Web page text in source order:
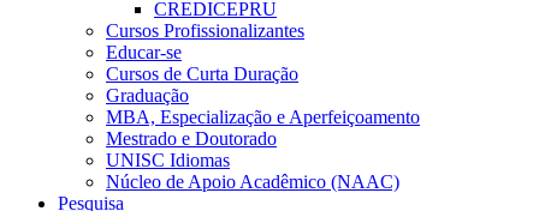
CREDICEPRU
Cursos Profissionalizantes
Educar-se
Cursos de Curta Duração
Graduação
MBA, Especialização e Aperfeiçoamento
Mestrado e Doutorado
UNISC Idiomas
Núcleo de Apoio Acadêmico (NAAC)
Pesquisa